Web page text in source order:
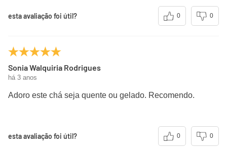
esta avaliação foi útil? 0 0
Sonia Walquiria Rodrigues
há 3 anos
Adoro este chá seja quente ou gelado. Recomendo.
esta avaliação foi útil? 0 0